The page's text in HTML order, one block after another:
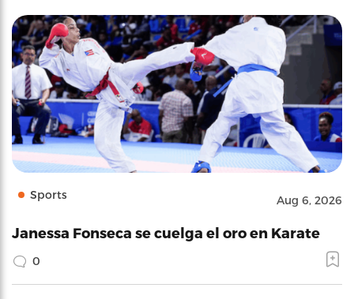
Sports Aug 6, 2026
Janessa Fonseca se cuelga el oro en Karate
0